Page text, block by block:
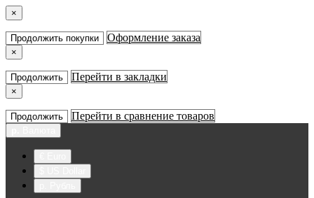
×
Продолжить покупки Оформление заказа
×
Продолжить Перейти в закладки
×
Продолжить Перейти в сравнение товаров